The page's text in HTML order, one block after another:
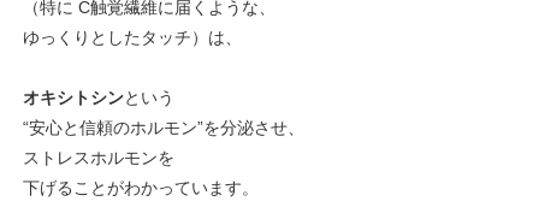
（特に C触覚繊維に届くような、
ゆっくりとしたタッチ）は、
オキシトシンという
“安心と信頼のホルモン”を分泌させ、
ストレスホルモンを
下げることがわかっています。